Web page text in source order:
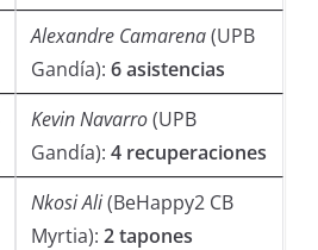
Alexandre Camarena(UPB
Gandía):6 asistencias
Kevin Navarro(UPB
Gandía):4 recuperaciones
Nkosi Ali(BeHappy2 CB
Myrtia):2 tapones